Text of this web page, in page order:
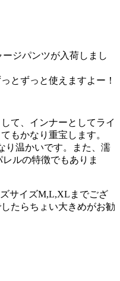
ジパンツが入荷しまし
とずっと使えますよー！
て、インナーとしてライ
もかなり重宝します。
り温かいです。また、濡
ルの特徴でもありま
サイズM,L,XLまでござ
たらちょい大きめがお勧